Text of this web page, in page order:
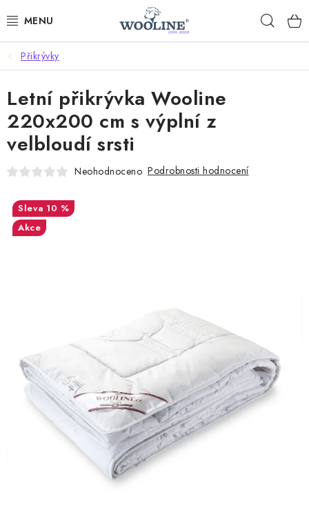
na
AKCE %
DÁRKOVÉ POUKAZY
OBLEČENÍ
OBUV
DOMOV A SPANÍ
SAUNA A ZDRAVÍ
Hodnocení obchodu
FAQ
Přikrývky
Letní přikrývka Wooline
220x200 cm s výplní z
velbloudí srsti
Neohodnoceno Podrobnosti hodnocení
10 %
Akce